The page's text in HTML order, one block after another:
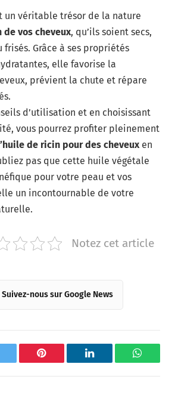
un véritable trésor de la nature
de vos cheveux, qu’ils soient secs,
frisés. Grâce à ses propriétés
elle favorise la
prévient la chute et répare
d’utilisation et en choisissant
vous pourrez profiter pleinement
de ricin pour des cheveux en
pas que cette huile végétale
pour votre peau et vos
un incontournable de votre
Notez cet article
Suivez-nous sur Google News
Pinterest LinkedIn